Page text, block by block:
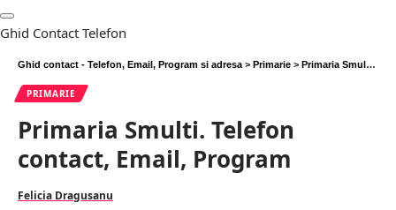
Ghid Contact Telefon
Ghid contact - Telefon, Email, Program si adresa > Primarie > Primaria Smulti. Telefon contact, Email, Program
PRIMARIE
Primaria Smulti. Telefon
contact, Email, Program
Felicia Dragusanu